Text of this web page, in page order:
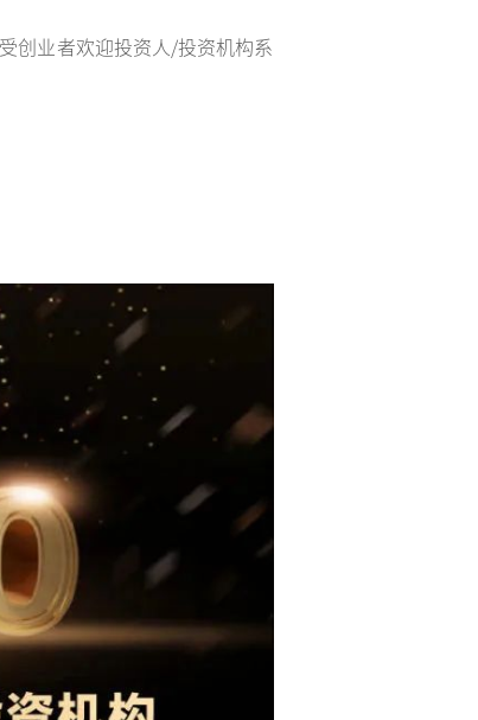
创业者欢迎投资人/投资机构系